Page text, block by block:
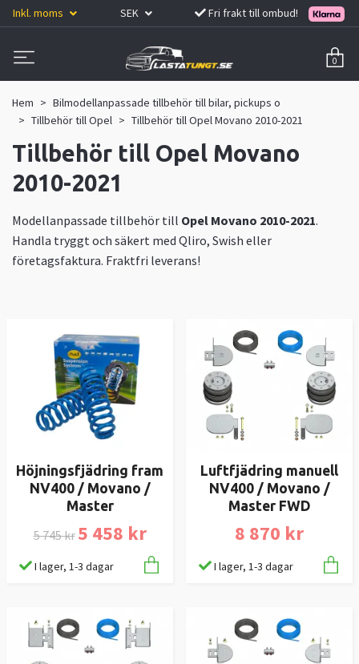
Inkl. moms SEK Fri frakt till ombud!
0
Hem
Bilmodellanpassade tillbehör till bilar, pickups o
Tillbehör till Opel
Tillbehör till Opel Movano 2010-2021
Tillbehör till Opel Movano
2010-2021
Modellanpassade tillbehör till Opel Movano 2010-2021.
Handla tryggt och säkert med Qliro, Swish eller
företagsfaktura. Fraktfri leverans!
Höjningsfjädring fram
NV400 / Movano /
Master
5 745 kr 5 458 kr
I lager, 1-3 dagar
Luftfjädring manuell
NV400 / Movano /
Master FWD
8 870 kr
I lager, 1-3 dagar